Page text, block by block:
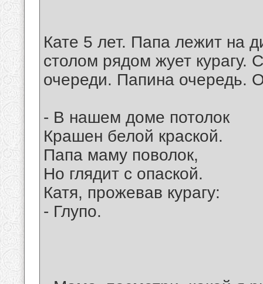
Кате 5 лет. Папа лежит на
столом рядом жует курагу.
очереди. Папина очередь.
- В нашем доме потолок
Крашен белой краской.
Папа маму поволок,
Но глядит с опаской.
Катя, прожевав курагу:
- Глупо.